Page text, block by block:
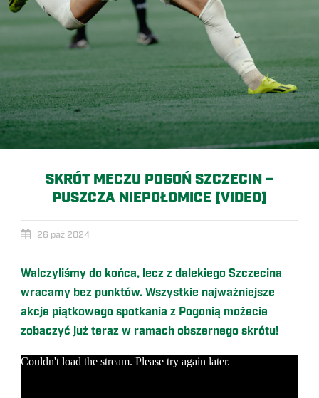
SKRÓT MECZU POGOŃ SZCZECIN –
PUSZCZA NIEPOŁOMICE [VIDEO]
26 paź 2024
Walczyliśmy do końca, lecz z dalekiego Szczecina
wracamy bez punktów. Wszystkie najważniejsze
akcje piątkowego spotkania z Pogonią możecie
zobaczyć już teraz w ramach obszernego skrótu!